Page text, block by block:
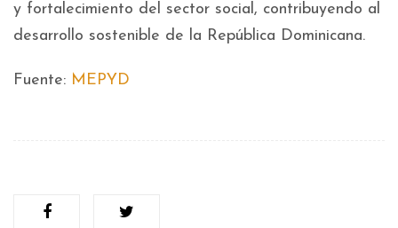
y fortalecimiento del sector social, contribuyendo al
desarrollo sostenible de la República Dominicana.
Fuente: MEPYD